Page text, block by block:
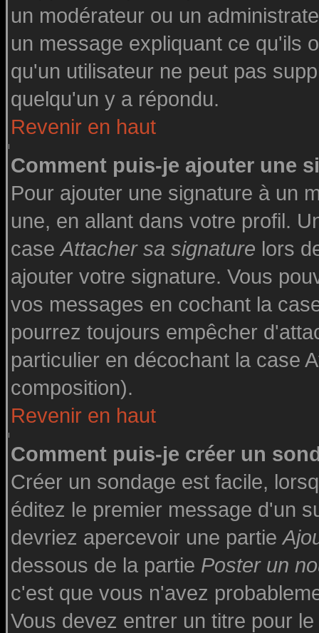
un modérateur ou un
un message expliquant ce qu'ils
qu'un utilisateur ne peut pas
quelqu'un y a répondu.
Revenir en haut
Comment puis-je ajouter une
Pour ajouter une signature à un
une, en allant dans votre profil.
caseAttacher sa signature lors
ajouter votre signature. Vous
vos messages en cochant la
pourrez toujours empêcher
particulier en décochant la case
composition).
Revenir en haut
Comment puis-je créer un
Créer un sondage est facile,
éditez le premier message d'un
devriez apercevoir une partie
dessous de la partie Poster un
c'est que vous n'avez
Vous devez entrer un titre pour